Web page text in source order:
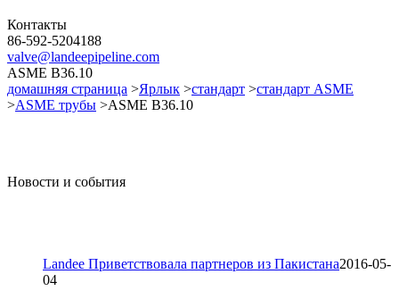
Контакты
86-592-5204188
valve@landeepipeline.com
ASME B36.10
домашняя страница >Ярлык >стандарт >стандарт ASME
>ASME трубы >ASME B36.10
Новости и события
Landee Приветствовала партнеров из Пакистана2016-05-
04